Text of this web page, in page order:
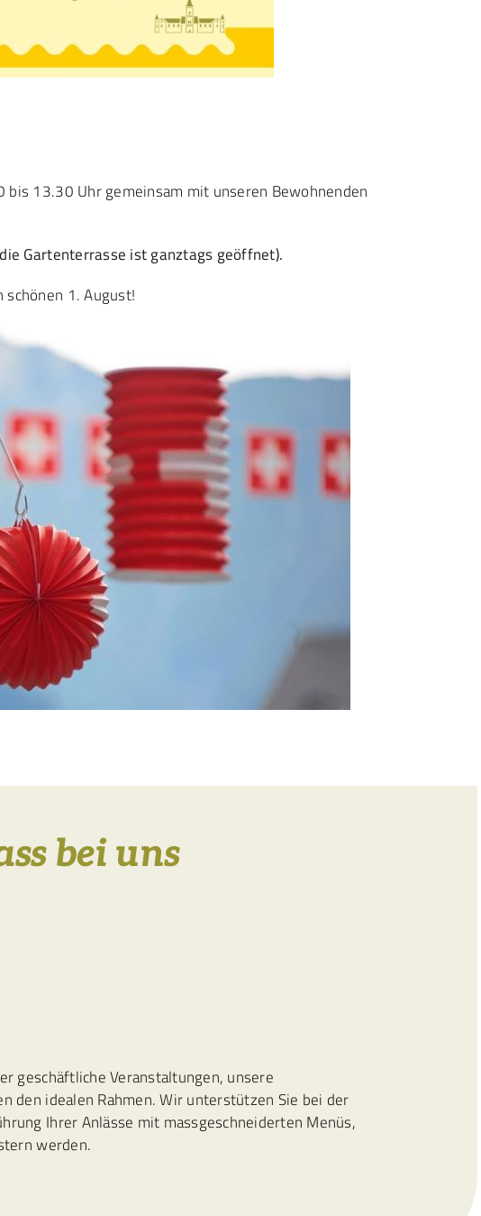
13.30 Uhr gemeinsam mit unseren Bewohnenden
Gartenterrasse ist ganztags geöffnet).
1. August!
bei uns
geschäftliche Veranstaltungen, unsere
den idealen Rahmen. Wir unterstützen Sie bei der
Ihrer Anlässe mit massgeschneiderten Menüs,
werden.